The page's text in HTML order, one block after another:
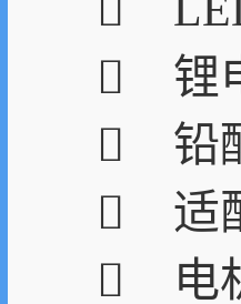
 锂
 铅
 适
 电